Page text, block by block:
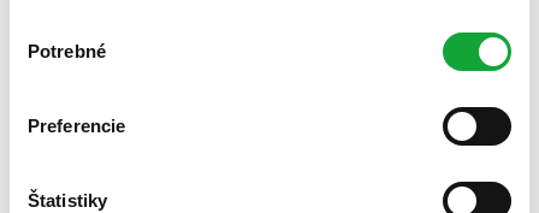
súhlasu
Potrebné
Preferencie
Štatistiky